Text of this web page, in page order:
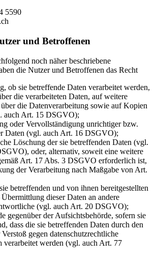
5590
und Betroffenen
noch näher beschriebene
die Nutzer und Betroffenen das Recht
ob sie betreffende Daten verarbeitet werden,
die verarbeiteten Daten, auf weitere
die Datenverarbeitung sowie auf Kopien
auch Art. 15 DSGVO);
oder Vervollständigung unrichtiger bzw.
Daten (vgl. auch Art. 16 DSGVO);
Löschung der sie betreffenden Daten (vgl.
oder, alternativ, soweit eine weitere
Art. 17 Abs. 3 DSGVO erforderlich ist,
der Verarbeitung nach Maßgabe von Art.
betreffenden und von ihnen bereitgestellten
dieser Daten an andere
(vgl. auch Art. 20 DSGVO);
gegenüber der Aufsichtsbehörde, sofern sie
dass die sie betreffenden Daten durch den
gegen datenschutzrechtliche
verarbeitet werden (vgl. auch Art. 77